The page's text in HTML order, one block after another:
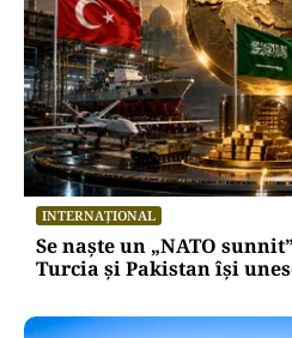
INTERNAȚIONAL
Se naște un „NATO
Turcia și Pakistan își